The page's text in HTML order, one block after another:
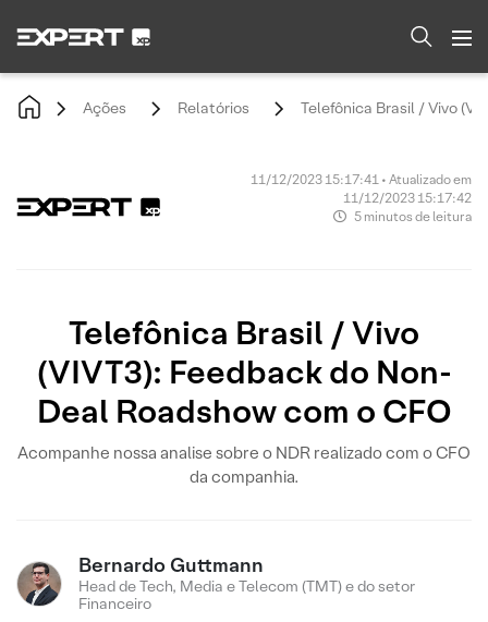
Ações Relatórios Telefônica Brasil / Vivo
11/12/2023 15:17:41 • Atualizado em
11/12/2023 15:17:42
5 minutos de leitura
Telefônica Brasil / Vivo
(VIVT3): Feedback do Non-
Deal Roadshow com o CFO
Acompanhe nossa analise sobre o NDR realizado com o CFO
da companhia.
Bernardo Guttmann
Head de Tech, Media e Telecom (TMT) e do setor
Financeiro